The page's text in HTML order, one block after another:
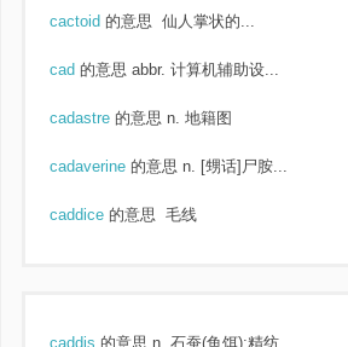
cactoid 的意思 仙人掌状的...
cad 的意思 abbr. 计算机辅助设...
cadastre 的意思 n. 地籍图
cadaverine 的意思 n. [甥话]尸胺...
caddice 的意思 毛线
caddis 的意思 n. 石蚕(鱼饵);精纺...